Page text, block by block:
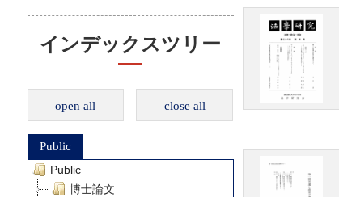
インデックスツリー
open all close all
Public
Public
博士論文